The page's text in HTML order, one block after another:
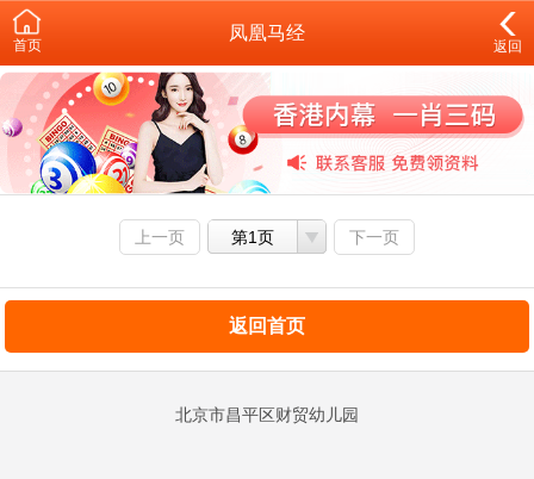
首页
凤凰马经
返回
上一页 第1页 下一页
返回首页
北京市昌平区财贸幼儿园